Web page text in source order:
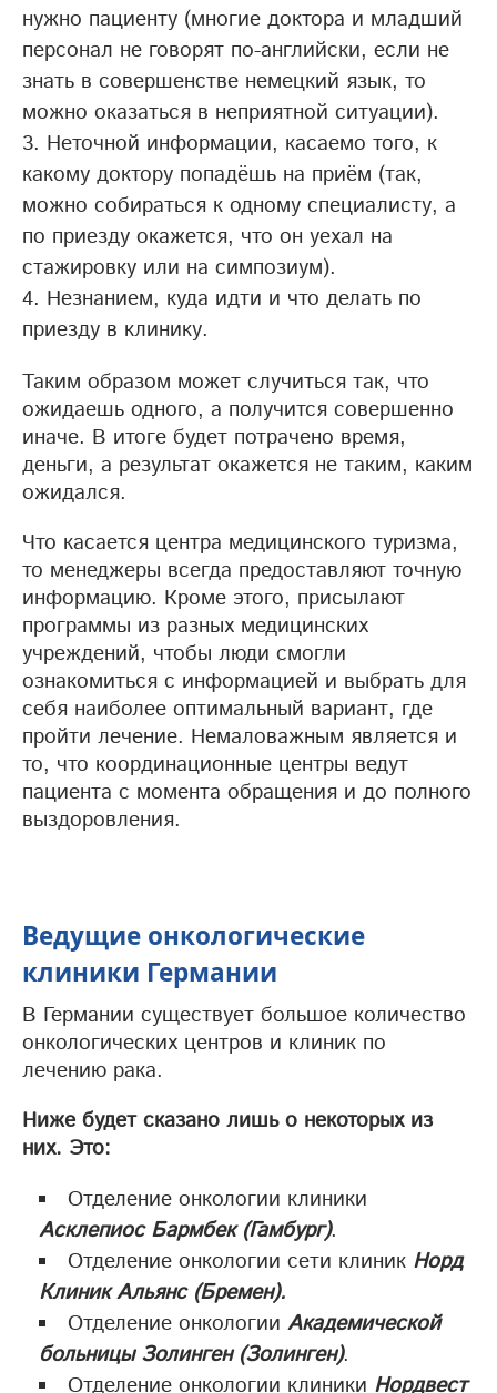
нужно пациенту (многие доктора и младший
персонал не говорят по-английски, если не
знать в совершенстве немецкий язык, то
можно оказаться в неприятной ситуации).
Неточной информации, касаемо того, к
какому доктору попадёшь на приём (так,
можно собираться к одному специалисту, а
по приезду окажется, что он уехал на
стажировку или на симпозиум).
Незнанием, куда идти и что делать по
приезду в клинику.
Таким образом может случиться так, что
ожидаешь одного, а получится совершенно
иначе. В итоге будет потрачено время,
деньги, а результат окажется не таким, каким
ожидался.
Что касается центра медицинского туризма,
то менеджеры всегда предоставляют точную
информацию. Кроме этого, присылают
программы из разных медицинских
учреждений, чтобы люди смогли
ознакомиться с информацией и выбрать для
себя наиболее оптимальный вариант, где
пройти лечение. Немаловажным является и
то, что координационные центры ведут
пациента с момента обращения и до полного
выздоровления.
Ведущие онкологические
клиники Германии
В Германии существует большое количество
онкологических центров и клиник по
лечению рака.
Ниже будет сказано лишь о некоторых из
них. Это:
Отделение онкологии клиники
Асклепиос Бармбек (Гамбург).
Отделение онкологии сети клиник Норд
Клиник Альянс (Бремен).
Отделение онкологии Академической
больницы Золинген (Золинген).
Отделение онкологии клиники Нордвест